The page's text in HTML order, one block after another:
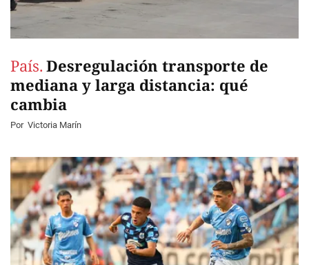
País. Desregulación transporte de
mediana y larga distancia: qué
cambia
Por Victoria Marín